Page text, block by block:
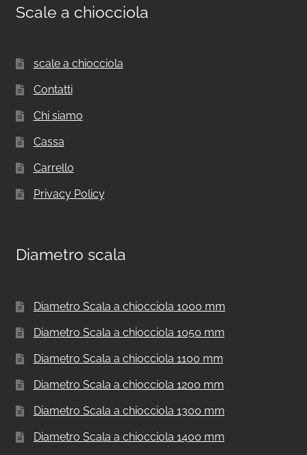
Scale a chiocciola
scale a chiocciola
Contatti
Chi siamo
Cassa
Carrello
Privacy Policy
Diametro scala
Diametro Scala a chiocciola 1000 mm
Diametro Scala a chiocciola 1050 mm
Diametro Scala a chiocciola 1100 mm
Diametro Scala a chiocciola 1200 mm
Diametro Scala a chiocciola 1300 mm
Diametro Scala a chiocciola 1400 mm